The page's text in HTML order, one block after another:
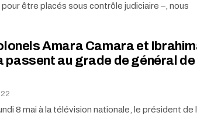
être placés sous contrôle judiciaire –, nous
Amara Camara et
passent au grade de général de
8 mai à la télévision nationale, le président de